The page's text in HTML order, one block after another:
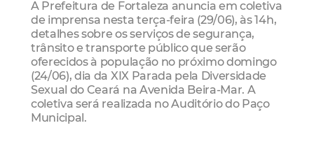
A Prefeitura de Fortaleza anuncia em coletiva
de imprensa nesta terça-feira (29/06), às 14h,
detalhes sobre os serviços de segurança,
trânsito e transporte público que serão
oferecidos à população no próximo domingo
(24/06), dia da XIX Parada pela Diversidade
Sexual do Ceará na Avenida Beira-Mar. A
coletiva será realizada no Auditório do Paço
Municipal.